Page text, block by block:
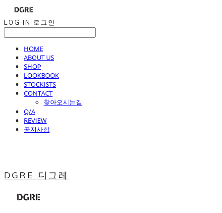
LOG IN 로그인
HOME
ABOUT US
SHOP
LOOKBOOK
STOCKISTS
CONTACT
찾아오시는길
Q/A
REVIEW
공지사항
DGRE 디그레